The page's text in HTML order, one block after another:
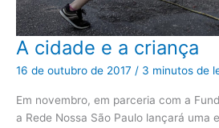
A cidade e a criança
16 de outubro de 2017 / 3 minutos de
Em novembro, em parceria com a
a Rede Nossa São Paulo lançará uma
A
cidade
a